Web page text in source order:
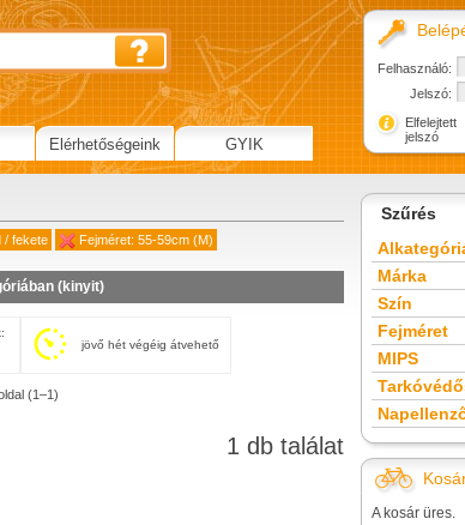
/ fekete Fejméret: 55-59cm (M)
(kinyit)
jövő hét végéig átvehető
(1–1)
1 db találat
Szűrés
Márka
Szín
Fejméret
MIPS
A kosár üres.
Felhasználó:
Jelszó:
Elfelejtett
jelszó
Elérhetőségeink GYIK